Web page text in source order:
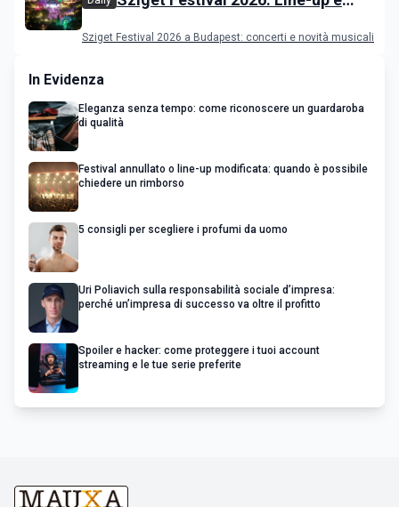
Sziget Festival 2026 a Budapest: concerti e novità musicali
In Evidenza
Eleganza senza tempo: come riconoscere un guardaroba
di qualità
Festival annullato o line-up modificata: quando è possibile
chiedere un rimborso
5 consigli per scegliere i profumi da uomo
Uri Poliavich sulla responsabilità sociale d’impresa:
perché un’impresa di successo va oltre il profitto
Spoiler e hacker: come proteggere i tuoi account
streaming e le tue serie preferite